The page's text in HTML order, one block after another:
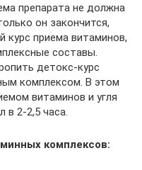
препарата не должна
он закончится,
курс приема витаминов,
составы.
детокс-курс
комплексом. В этом
витаминов и угля
в 2-2,5 часа.
комплексов: